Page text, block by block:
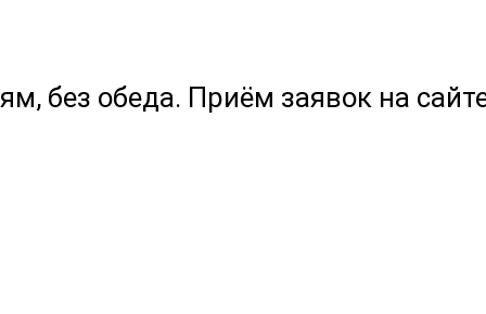
без обеда. Приём заявок на